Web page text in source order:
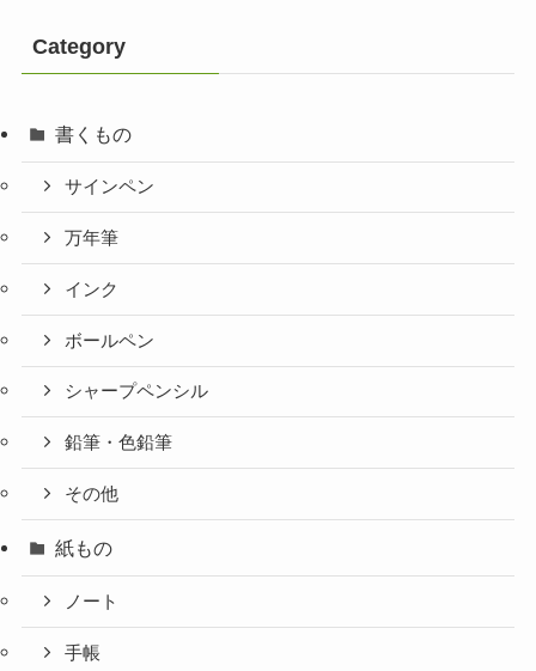
Category
書くもの
サインペン
万年筆
インク
ボールペン
シャープペンシル
鉛筆・色鉛筆
その他
紙もの
ノート
手帳